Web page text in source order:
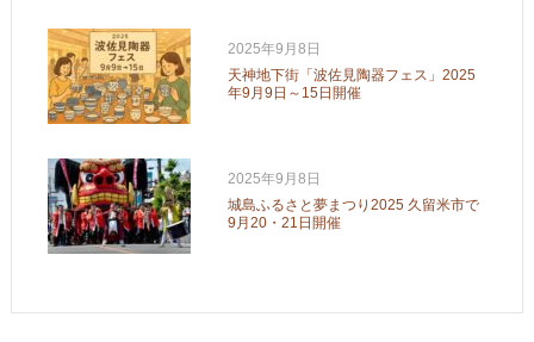
2025年9月8日
天神地下街「波佐見陶器フェス」2025
年9月9日～15日開催
2025年9月8日
城島ふるさと夢まつり2025 久留米市で
9月20・21日開催